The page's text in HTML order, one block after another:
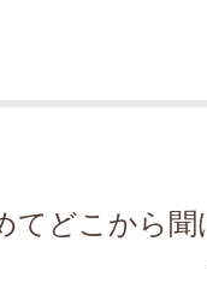
てどこから